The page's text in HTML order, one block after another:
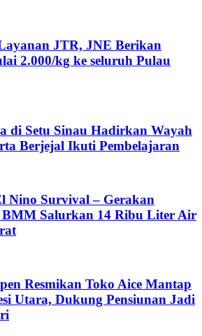
JTR, JNE Berikan
2.000/kg ke seluruh Pulau
di Setu Sinau Hadirkan Wayah
Berjejal Ikuti Pembelajaran
Nino Survival – Gerakan
BMM Salurkan 14 Ribu Liter Air
Resmikan Toko Aice Mantap
Utara, Dukung Pensiunan Jadi